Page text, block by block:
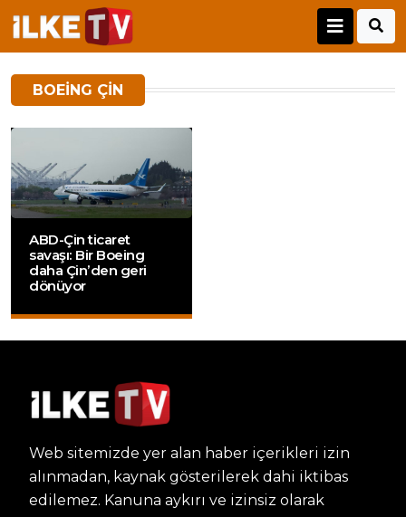
BOEING ÇIN
ABD-Çin ticaret
savaşı: Bir Boeing
daha Çin’den geri
dönüyor
Web sitemizde yer alan haber içerikleri izin
alınmadan, kaynak gösterilerek dahi iktibas
edilemez. Kanuna aykırı ve izinsiz olarak